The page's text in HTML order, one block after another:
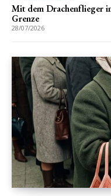
Mit dem Drachenflieger
Grenze
28/07/2026